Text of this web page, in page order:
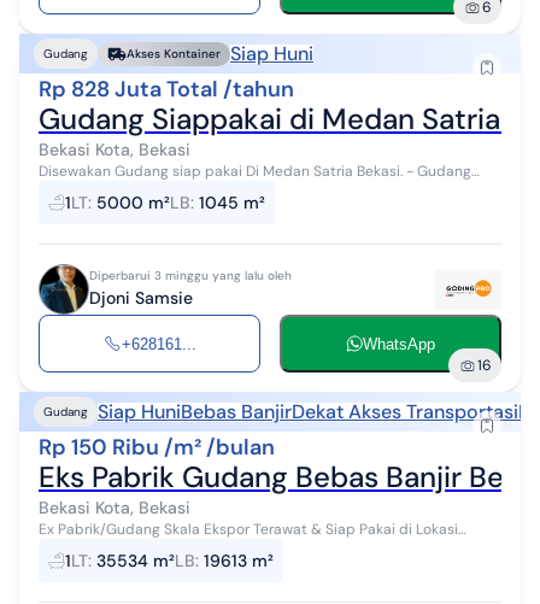
6
Gudang Akses Kontainer Siap Huni
Rp 828 Juta Total /tahun
Gudang Siappakai di Medan Satria
Bekasi Kota, Bekasi
Disewakan Gudang siap pakai Di Medan Satria Bekasi. - Gudang
luas bangunan: 1.045 m2 - Panjang : 36 m - Lebar : 32 m - Tinggi
atap pinggir : 7 ...
1LT: 5000 m²LB: 1045 m²
Diperbarui 3 minggu yang lalu oleh
Djoni Samsie
+628161... WhatsApp
16
Gudang Siap HuniBebas BanjirDekat Akses Transportasi
Rp 150 Ribu /m² /bulan
Eks Pabrik Gudang Bebas Banjir
Bekasi Kota, Bekasi
Ex Pabrik/Gudang Skala Ekspor Terawat & Siap Pakai di Lokasi
Strategis , Nempel Akses Jalan Raya Provinsi ,dekat ke Pelabuhan
Tanjung Priok & Exit ...
1LT: 35534 m²LB: 19613 m²